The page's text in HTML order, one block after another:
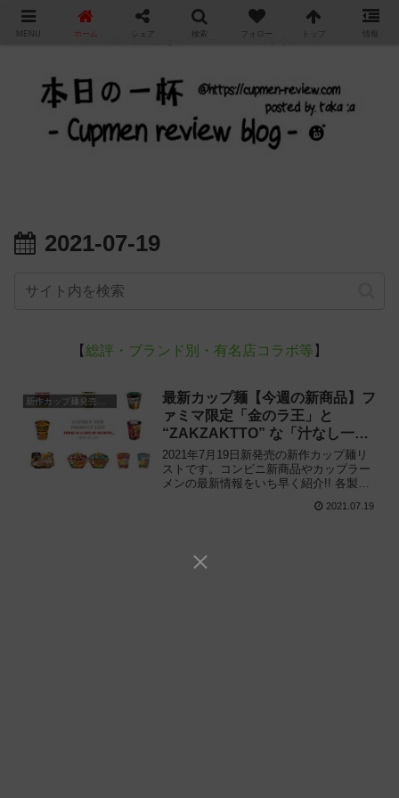
カップ麺の新商品をレビュー / アレンジするブログ
2021-07-19
【総評・ブランド別・有名店コラボ等 】
新作カップ麺発売予定
最新カップ麺【今週の新商品】フ
ァミマ限定「金のラ王」と
“ZAKZAKTTO” な「汁なし一風
堂」に注目!!
2021年7月19日新発売の新作カップ麺リ
ストです。コンビニ新商品やカップラー
メンの最新情報をいち早く紹介!! 各製品
開の新作情報もありますので、カップ麺
2021.07.19
MENU ホーム シェア 検索 フォロー トップ 情報